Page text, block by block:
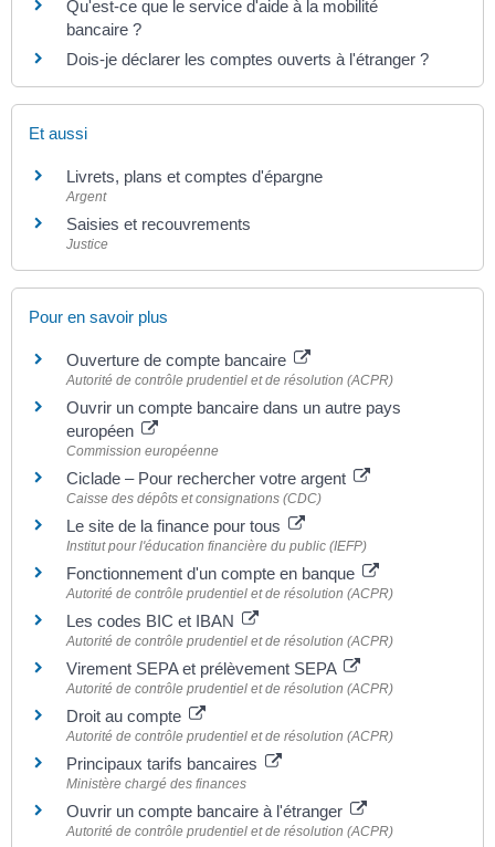
Qu'est-ce que le service d'aide à la mobilité
bancaire ?
Dois-je déclarer les comptes ouverts à l'étranger ?
Et aussi
Livrets, plans et comptes d'épargne
Argent
Saisies et recouvrements
Justice
Pour en savoir plus
Ouverture de compte bancaire
Autorité de contrôle prudentiel et de résolution (ACPR)
Ouvrir un compte bancaire dans un autre pays
européen
Commission européenne
Ciclade – Pour rechercher votre argent
Caisse des dépôts et consignations (CDC)
Le site de la finance pour tous
Institut pour l'éducation financière du public (IEFP)
Fonctionnement d'un compte en banque
Autorité de contrôle prudentiel et de résolution (ACPR)
Les codes BIC et IBAN
Autorité de contrôle prudentiel et de résolution (ACPR)
Virement SEPA et prélèvement SEPA
Autorité de contrôle prudentiel et de résolution (ACPR)
Droit au compte
Autorité de contrôle prudentiel et de résolution (ACPR)
Principaux tarifs bancaires
Ministère chargé des finances
Ouvrir un compte bancaire à l'étranger
Autorité de contrôle prudentiel et de résolution (ACPR)